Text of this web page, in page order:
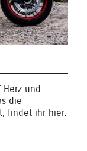
und
die
findet ihr hier.